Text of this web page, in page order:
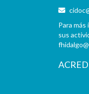
Para
sus